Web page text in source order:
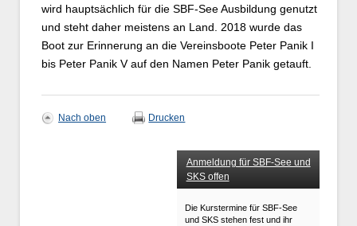
wird hauptsächlich für die SBF-See Ausbildung genutzt
und steht daher meistens an Land. 2018 wurde das
Boot zur Erinnerung an die Vereinsboote Peter Panik I
bis Peter Panik V auf den Namen Peter Panik getauft.
Nach oben Drucken
Anmeldung für SBF-See und
SKS offen
Die Kurstermine für SBF-See
und SKS stehen fest und ihr